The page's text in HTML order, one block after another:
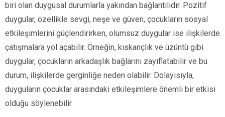
biri olan duygusal durumlarla yakından bağlantılıdır. Pozitif
duygular, özellikle sevgi, neşe ve güven, çocukların sosyal
etkileşimlerini güçlendirirken, olumsuz duygular ise ilişkilerde
çatışmalara yol açabilir. Örneğin, kıskançlık ve üzüntü gibi
duygular, çocukların arkadaşlık bağlarını zayıflatabilir ve bu
durum, ilişkilerde gerginliğe neden olabilir. Dolayısıyla,
duyguların çocuklar arasındaki etkileşimlere önemli bir etkisi
olduğu söylenebilir.